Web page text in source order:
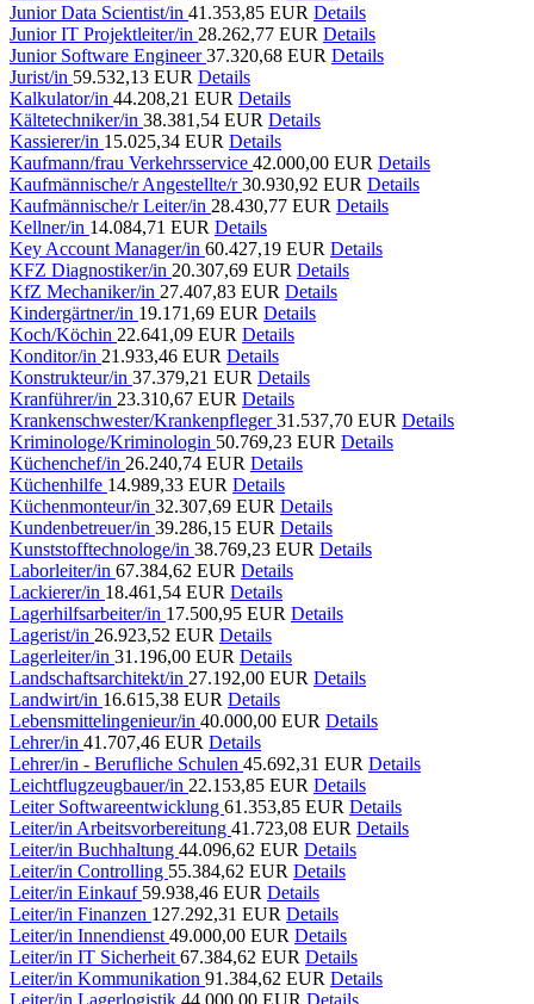
Junior Data Scientist/in 41.353,85 EUR Details
Junior IT Projektleiter/in 28.262,77 EUR Details
Junior Software Engineer37.320,68 EUR Details
Jurist/in 59.532,13 EUR Details
Kalkulator/in 44.208,21 EUR Details
Kältetechniker/in 38.381,54 EUR Details
Kassierer/in 15.025,34 EUR Details
Kaufmann/frau Verkehrsservice 42.000,00 EUR Details
Kaufmännische/r Angestellte/r30.930,92 EUR Details
Kaufmännische/r Leiter/in 28.430,77 EUR Details
Kellner/in 14.084,71 EUR Details
Key Account Manager/in 60.427,19 EUR Details
KFZ Diagnostiker/in 20.307,69 EUR Details
KfZ Mechaniker/in 27.407,83 EUR Details
Kindergärtner/in 19.171,69 EUR Details
Koch/Köchin 22.641,09 EUR Details
Konditor/in 21.933,46 EUR Details
Konstrukteur/in 37.379,21 EUR Details
Kranführer/in 23.310,67 EUR Details
Krankenschwester/Krankenpfleger31.537,70 EUR Details
Kriminologe/Kriminologin 50.769,23 EUR Details
Küchenchef/in 26.240,74 EUR Details
Küchenhilfe 14.989,33 EUR Details
Küchenmonteur/in 32.307,69 EUR Details
Kundenbetreuer/in 39.286,15 EUR Details
Kunststofftechnologe/in 38.769,23 EUR Details
Laborleiter/in 67.384,62 EUR Details
Lackierer/in 18.461,54 EUR Details
Lagerhilfsarbeiter/in 17.500,95 EUR Details
Lagerist/in 26.923,52 EUR Details
Lagerleiter/in 31.196,00 EUR Details
Landschaftsarchitekt/in 27.192,00 EUR Details
Landwirt/in 16.615,38 EUR Details
Lebensmittelingenieur/in 40.000,00 EUR Details
Lehrer/in 41.707,46 EUR Details
Lehrer/in - Berufliche Schulen 45.692,31 EUR Details
Leichtflugzeugbauer/in 22.153,85 EUR Details
Leiter Softwareentwicklung 61.353,85 EUR Details
Leiter/in Arbeitsvorbereitung 41.723,08 EUR Details
Leiter/in Buchhaltung 44.096,62 EUR Details
Leiter/in Controlling 55.384,62 EUR Details
Leiter/in Einkauf 59.938,46 EUR Details
Leiter/in Finanzen 127.292,31 EUR Details
Leiter/in Innendienst 49.000,00 EUR Details
Leiter/in IT Sicherheit 67.384,62 EUR Details
Leiter/in Kommunikation 91.384,62 EUR Details
Leiter/in Lagerlogistik 44.000,00 EUR Details